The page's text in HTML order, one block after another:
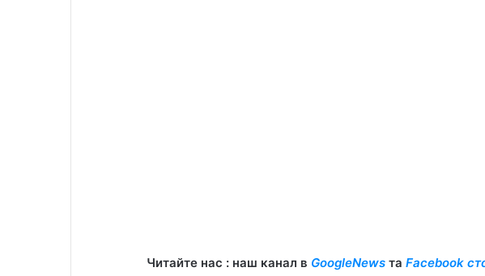
Читайте нас : наш канал в GoogleNewsта Facebook